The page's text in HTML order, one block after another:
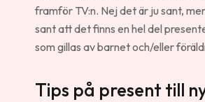
framför TV:n. Nej det är ju sant,
sant att det finns en hel del
som gillas av barnet och/eller
Tips på present till